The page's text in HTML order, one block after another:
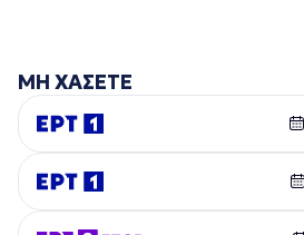
ΜΗ ΧΑΣΕΤΕ